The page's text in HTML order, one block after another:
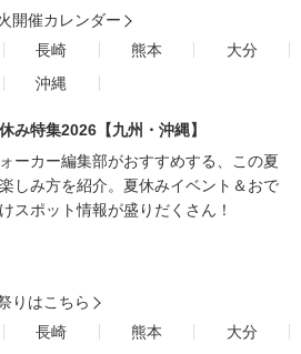
開催カレンダー
長崎 熊本
大分
沖縄
み特集2026【九州・沖縄】
ーカー編集部がおすすめする、この夏
しみ方を紹介。夏休みイベント＆おで
スポット情報が盛りだくさん！
りはこちら
長崎 熊本
大分